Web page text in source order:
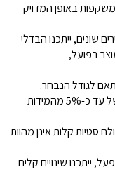
באופן המדויק
שונים, ייתכנו הבדלי
בפועל,
לגודל הנבחר.
מידות האורך והרוחב עשויות להשתנות בסטייה של עד כ-5% מהמידות
סטיות קלות אינן מהוות
ייתכנו שינויים קלים